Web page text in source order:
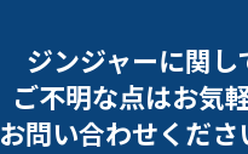
ジンジャーに関し
ご不明な点はお気
お問い合わせくださ